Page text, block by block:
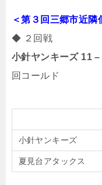
＜第３回三郷市近隣
◆ ２回戦
小針ヤンキーズ 11 –
回コールド
小針ヤンキーズ
夏見台アタックス